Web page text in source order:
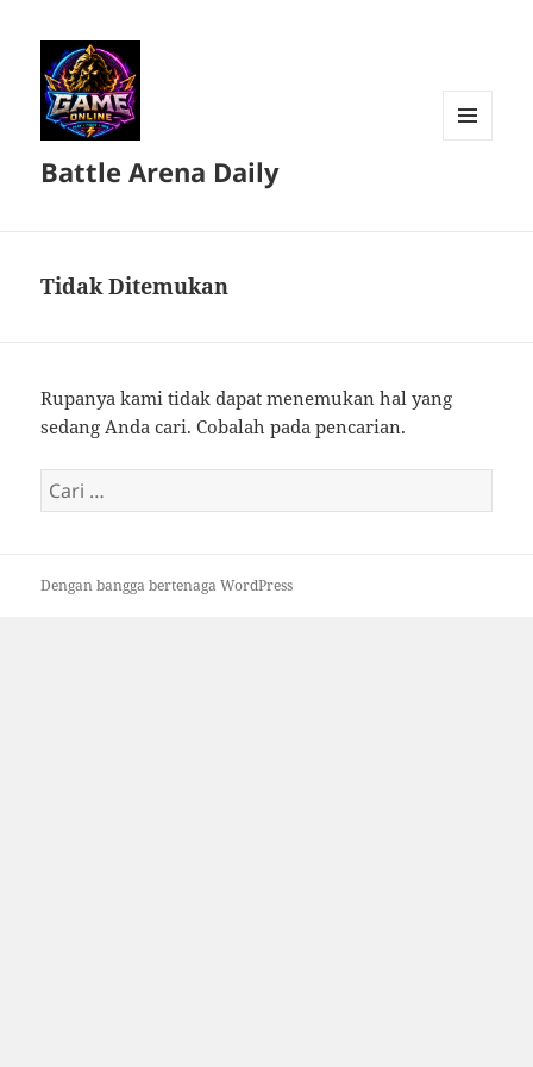
Battle Arena Daily
Tidak Ditemukan
Rupanya kami tidak dapat menemukan hal yang
sedang Anda cari. Cobalah pada pencarian.
Cari
untuk:
Dengan bangga bertenaga WordPress